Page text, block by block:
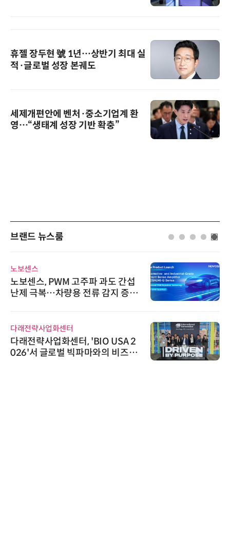
휴젤 장두현 號 1년…상반기 최대 실
적·글로벌 성장 본궤도
세제개편안에 벤처·중소기업계 환
영…“생태계 성장 기반 확충”
브랜드 뉴스룸
노보센스
노보센스, PWM 고주파 과도 간섭
난제 극복…차량용 전류 감지 증폭
다래전략사업화센터
다래전략사업화센터, 'BIO USA 2
026'서 글로벌 빅파마와의 비즈니